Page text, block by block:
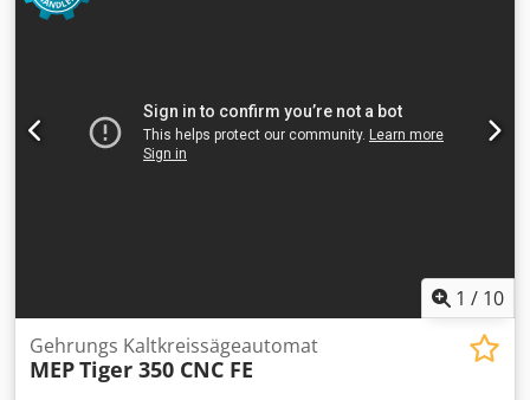
1 / 10
Gehrungs Kaltkreissägeautomat
MEPTiger 350 CNC FE